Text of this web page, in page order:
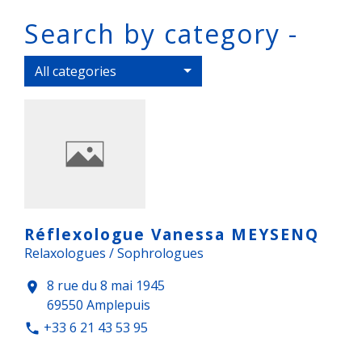
Search by category -
All categories
Réflexologue Vanessa MEYSENQ
Relaxologues / Sophrologues
location_on 8 rue du 8 mai 1945
69550 Amplepuis
phone +33 6 21 43 53 95